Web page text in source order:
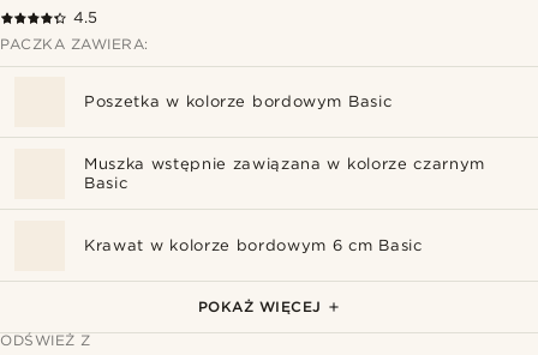
4.5
PACZKA ZAWIERA:
Poszetka w kolorze bordowym Basic
Muszka wstępnie zawiązana w kolorze czarnym
Basic
Krawat w kolorze bordowym 6 cm Basic
Czarno-biała bawełniana poszetka w kropki
Srebrzysta szpilka do klapy z motywem jelenia
Szpilka do marynarki - czarna róża
POKAŻ WIĘCEJ
ODŚWIEŻ Z